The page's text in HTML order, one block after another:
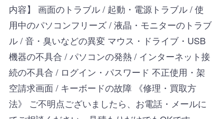
内容】 画面のトラブル / 起動・電源トラブル / 使
用中のパソコンフリーズ / 液晶・モニターのトラブ
ル / 音・臭いなどの異変 マウス・ドライブ・USB
機器の不具合 / パソコンの発熱 / インターネット接
続の不具合 / ログイン・パスワード 不正使用・架
空請求画面 / キーボードの故障 《修理・買取方
法》 ご不明点ございましたら、お電話・メールに